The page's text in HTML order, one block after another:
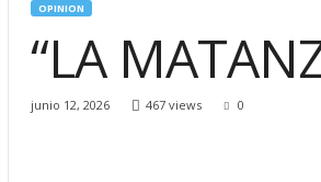
OPINION
“LA
junio 12, 2026 467 views 0